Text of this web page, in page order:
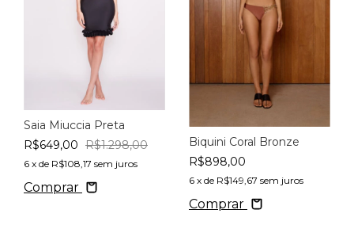
Saia Miuccia Preta
R$649,00 R$1.298,00
6 x de R$108,17 sem juros
Comprar
Biquini Coral Bronze
R$898,00
6 x de R$149,67 sem juros
Comprar